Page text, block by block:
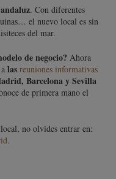
. Con diferentes
el nuevo local es sin
del mar.
de negocio? Ahora
a las reuniones informativas
Barcelona y Sevilla
de primera mano el
no olvides entrar en: